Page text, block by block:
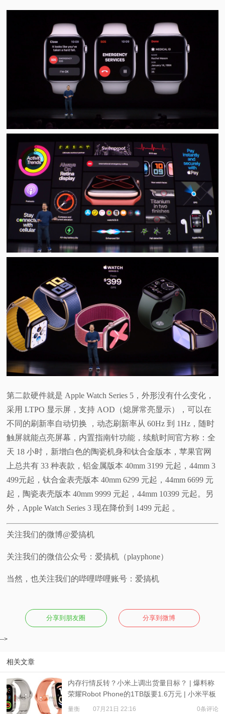
第二款硬件就是 Apple Watch Series 5，外形没有什么变化，
采用 LTPO 显示屏，支持 AOD（熄屏常亮显示），可以在
不同的刷新率自动切换 ，动态刷新率从 60Hz 到 1Hz，随时
触屏就能点亮屏幕，内置指南针功能，续航时间官方称：全
天 18 小时，新增白色的陶瓷机身和钛合金版本，苹果官网
上总共有 33 种表款，铝金属版本 40mm 3199 元起，44mm 3
499元起，钛合金表壳版本 40mm 6299 元起，44mm 6699 元
起，陶瓷表壳版本 40mm 9999 元起，44mm 10399 元起。另
外，Apple Watch Series 3 现在降价到 1499 元起 。
关注我们的微博@爱搞机
关注我们的微信公众号：爱搞机（playphone）
当然，也关注我们的哔哩哔哩账号：爱搞机
分享到朋友圈 分享到微博
-->
相关文章
内存行情反转？小米上调出货量目标？ | 爆料称
荣耀Robot Phone的1TB版要1.6万元 | 小米平板
9、REDMI Watch 6现身
量衡 07月21日 22:16 0条评论